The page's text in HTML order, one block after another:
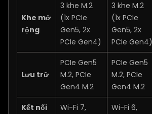
Khe mở
rộng
3 khe M.2
(1x PCIe
Gen5, 2x
PCIe Gen4)
3 khe M.2
(1x PCIe
Gen5, 2x
PCIe Gen4)
Lưu trữ
PCIe Gen5
M.2, PCIe
Gen4 M.2
PCIe Gen5
M.2, PCIe
Gen4 M.2
Kết nối
Wi-Fi 7,
Wi-Fi 6,